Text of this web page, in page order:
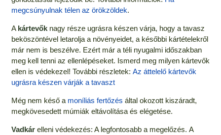
megcsúnyulnak télen az örökzöldek.
A kártevőknagy része ugrásra készen várja, hogy a tavasz
beköszöntével letarolja a növényeidet, a későbbi kártételekről
már nem is beszélve. Ezért már a téli nyugalmi időszakban
meg kell tenni az ellenlépéseket. Ismerd meg milyen kártevők
ellen is védekezel! További részletek: Az áttelelő kártevők
ugrásra készen várják a tavaszt
Még nem késő a moníliás fertőzés által okozott kiszáradt,
megkövesedett múmiák eltávolítása és elégetése.
Vadkárelleni védekezés: A legfontosabb a megelőzés. A